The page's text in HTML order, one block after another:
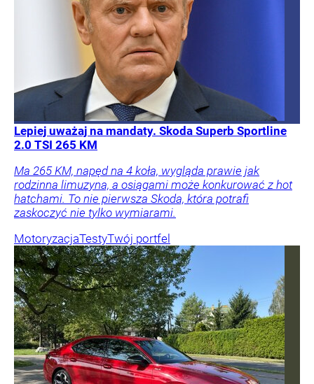
Lepiej uważaj na mandaty. Skoda Superb Sportline
2.0 TSI 265 KM
Ma 265 KM, napęd na 4 koła, wygląda prawie jak
rodzinna limuzyna, a osiągami może konkurować z hot
hatchami. To nie pierwsza Skoda, która potrafi
zaskoczyć nie tylko wymiarami.
MotoryzacjaTestyTwój portfel